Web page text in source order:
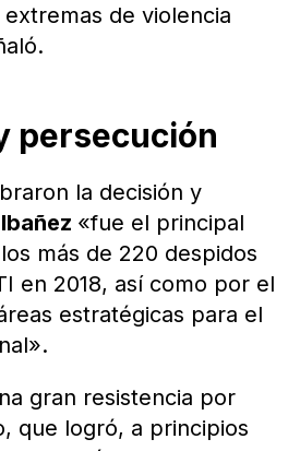
de violencia
persecución
la decisión y
Ibañez «fue el principal
más de 220 despidos
en 2018, así como por el
estratégicas para el
gran resistencia por
que logró, a principios